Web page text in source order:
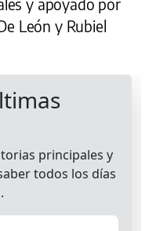
y apoyado por
León y Rubiel